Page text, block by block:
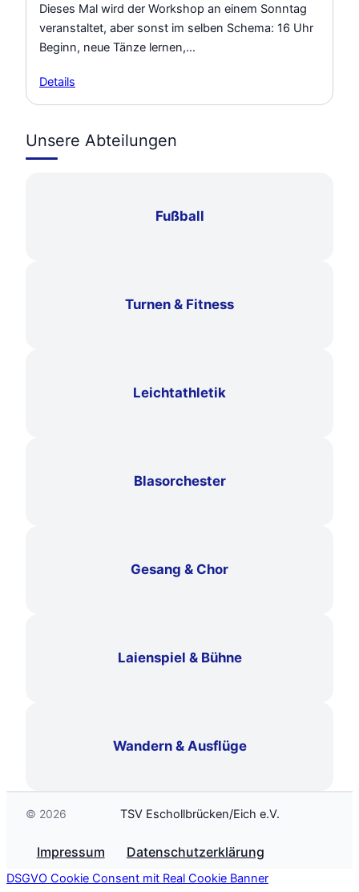
Dieses Mal wird der Workshop an einem Sonntag
veranstaltet, aber sonst im selben Schema: 16 Uhr
Beginn, neue Tänze lernen,…
Details
Unsere Abteilungen
Fußball
Turnen & Fitness
Leichtathletik
Blasorchester
Gesang & Chor
Laienspiel & Bühne
Wandern & Ausflüge
© 2026 TSV Eschollbrücken/Eich e.V.
Impressum Datenschutzerklärung
DSGVO Cookie Consent mit Real Cookie Banner